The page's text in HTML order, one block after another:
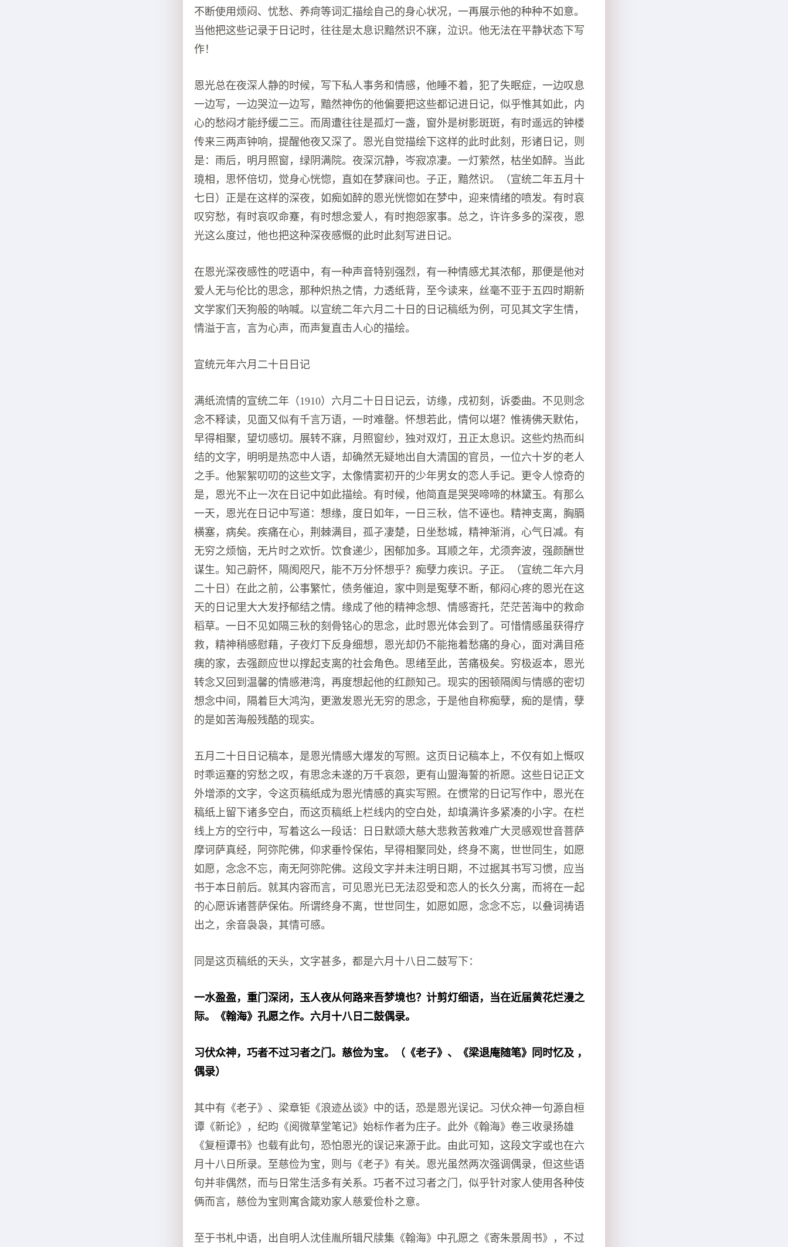
不断使用烦闷、忧愁、养疴等词汇描绘自己的身心状况，一再展示他的种种不如意。
当他把这些记录于日记时，往往是太息识黯然识不寐，泣识。他无法在平静状态下写
作！
恩光总在夜深人静的时候，写下私人事务和情感，他睡不着，犯了失眠症，一边叹息
一边写，一边哭泣一边写，黯然神伤的他偏要把这些都记进日记，似乎惟其如此，内
心的愁闷才能纾缓二三。而周遭往往是孤灯一盏，窗外是树影斑斑，有时遥远的钟楼
传来三两声钟响，提醒他夜又深了。恩光自觉描绘下这样的此时此刻，形诸日记，则
是：雨后，明月照窗，绿阴满院。夜深沉静，岑寂凉凄。一灯萦然，枯坐如醉。当此
璄相，思怀倍切，觉身心恍惚，直如在梦寐间也。子正，黯然识。（宣统二年五月十
七日）正是在这样的深夜，如痴如醉的恩光恍惚如在梦中，迎来情绪的喷发。有时哀
叹穷愁，有时哀叹命蹇，有时想念爱人，有时抱怨家事。总之，许许多多的深夜，恩
光这么度过，他也把这种深夜感慨的此时此刻写进日记。
在恩光深夜感性的呓语中，有一种声音特别强烈，有一种情感尤其浓郁，那便是他对
爱人无与伦比的思念，那种炽热之情，力透纸背，至今读来，丝毫不亚于五四时期新
文学家们天狗般的呐喊。以宣统二年六月二十日的日记稿纸为例，可见其文字生情，
情溢于言，言为心声，而声复直击人心的描绘。
宣统元年六月二十日日记
满纸流情的宣统二年（1910）六月二十日日记云，访缘，戌初刻，诉委曲。不见则念
念不释读，见面又似有千言万语，一时难罄。怀想若此，情何以堪？惟祷佛天默佑，
早得相聚，望切感切。展转不寐，月照窗纱，独对双灯，丑正太息识。这些灼热而纠
结的文字，明明是热恋中人语，却确然无疑地出自大清国的官员，一位六十岁的老人
之手。他絮絮叨叨的这些文字，太像情窦初开的少年男女的恋人手记。更令人惊奇的
是，恩光不止一次在日记中如此描绘。有时候，他简直是哭哭啼啼的林黛玉。有那么
一天，恩光在日记中写道：想缘，度日如年，一日三秋，信不诬也。精神支离，胸膈
横塞，病矣。疾痛在心，荆棘满目，孤孑凄楚，日坐愁城，精神渐消，心气日减。有
无穷之烦恼，无片时之欢忻。饮食递少，困郁加多。耳顺之年，尤须奔波，强颜酬世
谋生。知己蔚怀，隔阂咫尺，能不万分怀想乎？痴孽力疾识。子正。（宣统二年六月
二十日）在此之前，公事繁忙，债务催迫，家中则是冤孽不断，郁闷心疼的恩光在这
天的日记里大大发抒郁结之情。缘成了他的精神念想、情感寄托，茫茫苦海中的救命
稻草。一日不见如隔三秋的刻骨铭心的思念，此时恩光体会到了。可惜情感虽获得疗
救，精神稍感慰藉，子夜灯下反身细想，恩光却仍不能拖着愁痛的身心，面对满目疮
痍的家，去强颜应世以撑起支离的社会角色。思绪至此，苦痛极矣。穷极返本，恩光
转念又回到温馨的情感港湾，再度想起他的红颜知己。现实的困顿隔阂与情感的密切
想念中间，隔着巨大鸿沟，更激发恩光无穷的思念，于是他自称痴孽，痴的是情，孽
的是如苦海般残酷的现实。
五月二十日日记稿本，是恩光情感大爆发的写照。这页日记稿本上，不仅有如上慨叹
时乖运蹇的穷愁之叹，有思念未遂的万千哀怨，更有山盟海誓的祈愿。这些日记正文
外增添的文字，令这页稿纸成为恩光情感的真实写照。在惯常的日记写作中，恩光在
稿纸上留下诸多空白，而这页稿纸上栏线内的空白处，却填满许多紧凑的小字。在栏
线上方的空行中，写着这么一段话：日日默颂大慈大悲救苦救难广大灵感观世音菩萨
摩诃萨真经，阿弥陀佛，仰求垂怜保佑，早得相聚同处，终身不离，世世同生，如愿
如愿，念念不忘，南无阿弥陀佛。这段文字并未注明日期，不过据其书写习惯，应当
书于本日前后。就其内容而言，可见恩光已无法忍受和恋人的长久分离，而将在一起
的心愿诉诸菩萨保佑。所谓终身不离，世世同生，如愿如愿，念念不忘，以叠词祷语
出之，余音袅袅，其情可感。
同是这页稿纸的天头，文字甚多，都是六月十八日二鼓写下：
一水盈盈，重门深闭，玉人夜从何路来吾梦境也？计剪灯细语，当在近届黄花烂漫之
际。《翰海》孔愿之作。六月十八日二鼓偶录。
习伏众神，巧者不过习者之门。慈俭为宝。（《老子》、《梁退庵随笔》同时忆及 ，
偶录）
其中有《老子》、梁章钜《浪迹丛谈》中的话，恐是恩光误记。习伏众神一句源自桓
谭《新论》，纪昀《阅微草堂笔记》始标作者为庄子。此外《翰海》卷三收录扬雄
《复桓谭书》也载有此句，恐怕恩光的误记来源于此。由此可知，这段文字或也在六
月十八日所录。至慈俭为宝，则与《老子》有关。恩光虽然两次强调偶录，但这些语
句并非偶然，而与日常生活多有关系。巧者不过习者之门，似乎针对家人使用各种伎
俩而言，慈俭为宝则寓含箴劝家人慈爱俭朴之意。
至于书札中语，出自明人沈佳胤所辑尺牍集《翰海》中孔愿之《寄朱景周书》，不过